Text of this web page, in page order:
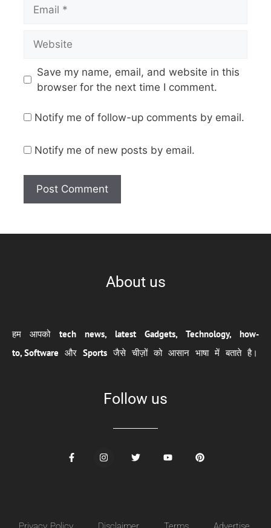
Save my name, email, and website in this
browser for the next time I comment.
Notify me of follow-up comments by email.
Notify me of new posts by email.
About us
हम आपको tech news, latest Gadgets, Technology, how-
to, Software और Sports जैसे चीज़ों को आसान भाषा में बताते है।
Follow us